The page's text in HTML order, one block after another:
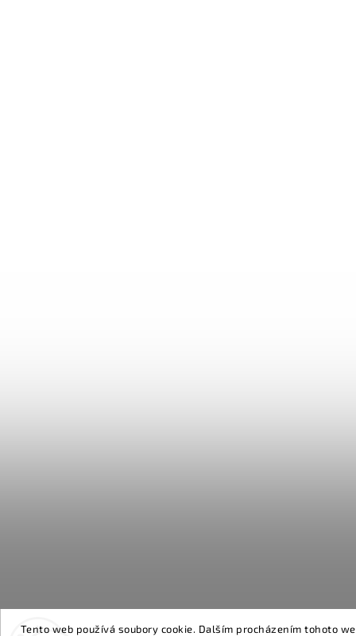
Tento web používá soubory cookie. Dalším procházením tohoto